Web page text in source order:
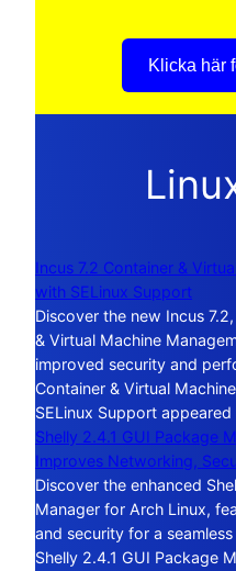
Klicka här
Incus 7.2 Container &
with SELinux Support
Discover the new Incus
& Virtual Machine
improved security and
Container & Virtual
SELinux Support
Shelly 2.4.1 GUI Package
Improves Networking,
Discover the enhanced
Manager for Arch Linux,
and security for a
Shelly 2.4.1 GUI Package